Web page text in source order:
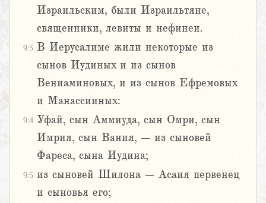
Израильским, были Израильтяне,
священники, левиты и нефинеи.
9:3 В Иерусалиме жили некоторые из
сынов Иудиных и из сынов
Вениаминовых, и из сынов Ефремовых
и Манассииных:
9:4 Уфай, сын Аммиуда, сын Омри, сын
Имрия, сын Вания, – из сыновей
Фареса, сына Иудина;
9:5 из сыновей Шилона – Асаия первенец
и сыновья его;